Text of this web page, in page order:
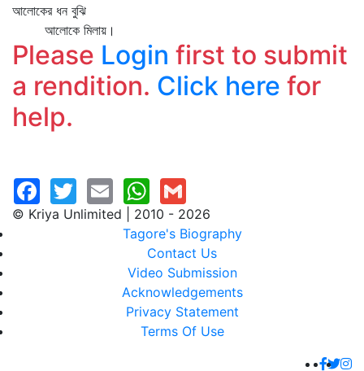
আলোকের ধন বুঝি
আলোকে মিলায়।
Please Login first to submit
a rendition. Click here for
help.
© Kriya Unlimited | 2010 - 2026
Tagore's Biography
Contact Us
Video Submission
Acknowledgements
Privacy Statement
Terms Of Use